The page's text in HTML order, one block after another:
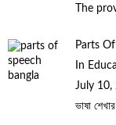
The
Parts Of
In
July 10,
ভাষা